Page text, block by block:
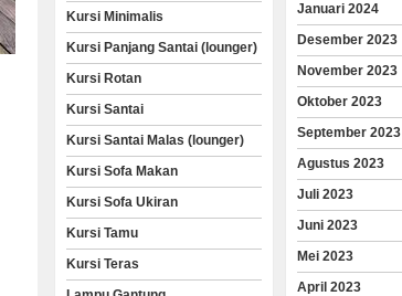
Kursi Minimalis
Kursi Panjang Santai (lounger)
Kursi Rotan
Kursi Santai
Kursi Santai Malas (lounger)
Kursi Sofa Makan
Kursi Sofa Ukiran
Kursi Tamu
Kursi Teras
Januari 2024
Desember 2023
November 2023
Oktober 2023
September 2023
Agustus 2023
Juli 2023
Juni 2023
Mei 2023
April 2023